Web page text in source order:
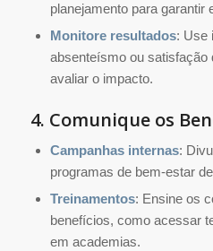
planejamento para garantir
Monitore resultados: Use
absenteísmo ou satisfação
avaliar o impacto.
4. Comunique os
Campanhas internas:
programas de bem-estar
Treinamentos: Ensine os
benefícios, como acessar
em academias.